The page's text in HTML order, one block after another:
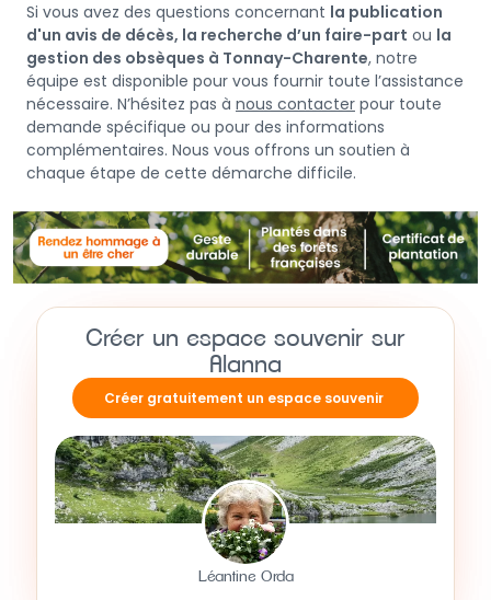
Si vous avez des questions concernant la publication
d'un avis de décès, la recherche d’un faire-part ou la
gestion des obsèques à Tonnay-Charente, notre
équipe est disponible pour vous fournir toute l’assistance
nécessaire. N’hésitez pas à nous contacter pour toute
demande spécifique ou pour des informations
complémentaires. Nous vous offrons un soutien à
chaque étape de cette démarche difficile.
Créer un espace souvenir sur
Alanna
Créer gratuitement un espace souvenir
Léantine Orda